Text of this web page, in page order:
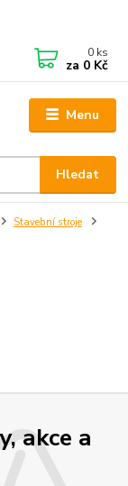
Menu
Hledat
0 ks
za 0 Kč
Stavební stroje
akce a